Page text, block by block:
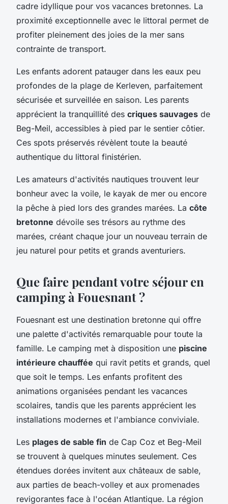
cadre idyllique pour vos vacances bretonnes. La
proximité exceptionnelle avec le littoral permet de
profiter pleinement des joies de la mer sans
contrainte de transport.
Les enfants adorent patauger dans les eaux peu
profondes de la plage de Kerleven, parfaitement
sécurisée et surveillée en saison. Les parents
apprécient la tranquillité des criques sauvages de
Beg-Meil, accessibles à pied par le sentier côtier.
Ces spots préservés révèlent toute la beauté
authentique du littoral finistérien.
Les amateurs d'activités nautiques trouvent leur
bonheur avec la voile, le kayak de mer ou encore
la pêche à pied lors des grandes marées. La côte
bretonne dévoile ses trésors au rythme des
marées, créant chaque jour un nouveau terrain de
jeu naturel pour petits et grands aventuriers.
Que faire pendant votre séjour en
camping à Fouesnant ?
Fouesnant est une destination bretonne qui offre
une palette d'activités remarquable pour toute la
famille. Le camping met à disposition une piscine
intérieure chauffée qui ravit petits et grands, quel
que soit le temps. Les enfants profitent des
animations organisées pendant les vacances
scolaires, tandis que les parents apprécient les
installations modernes et l'ambiance conviviale.
Les plages de sable fin de Cap Coz et Beg-Meil
se trouvent à quelques minutes seulement. Ces
étendues dorées invitent aux châteaux de sable,
aux parties de beach-volley et aux promenades
revigorantes face à l'océan Atlantique. La région